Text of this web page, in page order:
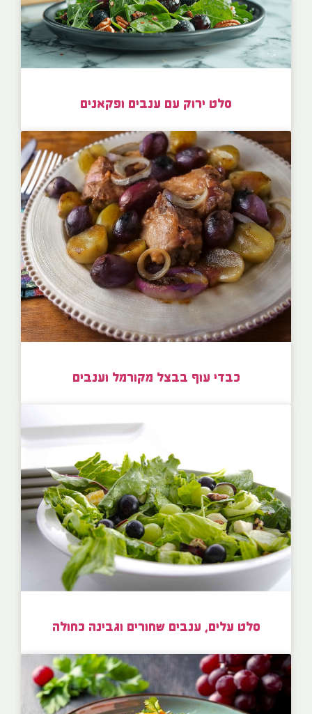
סלט ירוק עם ענבים ופקאנים
כבדי עוף בבצל מקורמל וענבים
סלט עלים, ענבים שחורים וגבינה כחולה